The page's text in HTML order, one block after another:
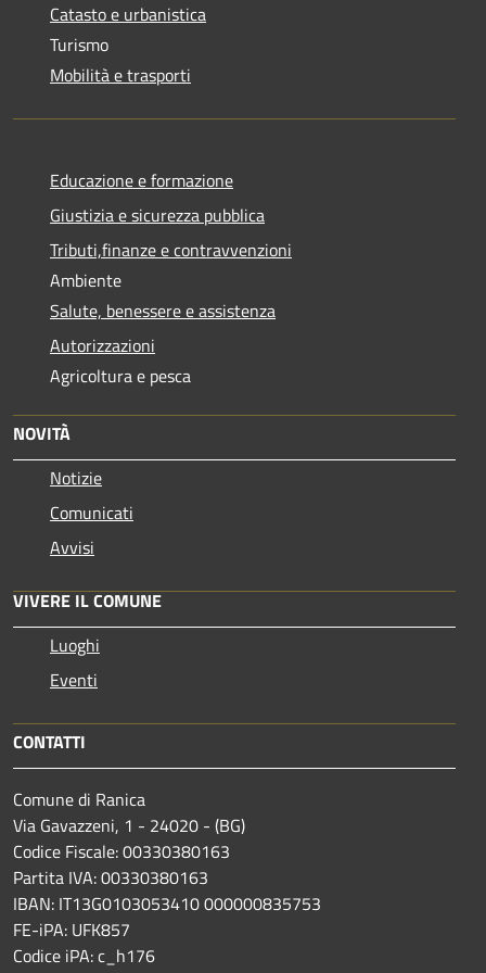
Catasto e urbanistica
Turismo
Mobilità e trasporti
Educazione e formazione
Giustizia e sicurezza pubblica
Tributi,finanze e contravvenzioni
Ambiente
Salute, benessere e assistenza
Autorizzazioni
Agricoltura e pesca
NOVITÀ
Notizie
Comunicati
Avvisi
VIVERE IL COMUNE
Luoghi
Eventi
CONTATTI
Comune di Ranica
Via Gavazzeni, 1 - 24020 - (BG)
Codice Fiscale: 00330380163
Partita IVA: 00330380163
IBAN: IT13G0103053410 000000835753
FE-iPA: UFK857
Codice iPA: c_h176